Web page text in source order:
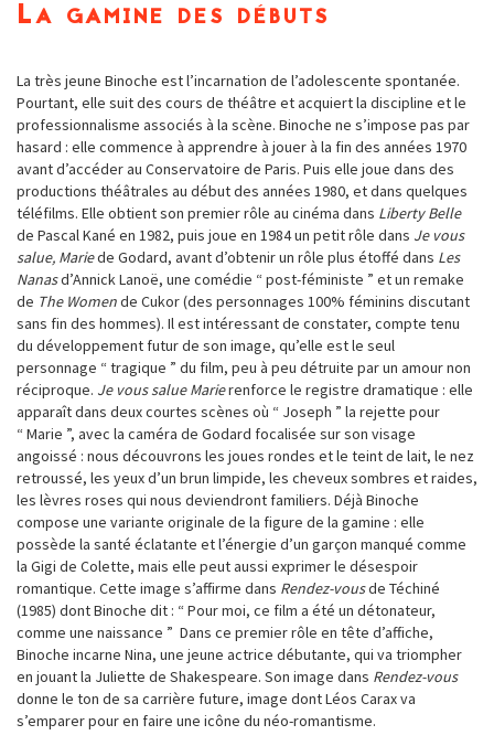
La gamine des débuts
La très jeune Binoche est l’incarnation de l’adolescente spontanée.
Pourtant, elle suit des cours de théâtre et acquiert la discipline et le
professionnalisme associés à la scène. Binoche ne s’impose pas par
hasard : elle commence à apprendre à jouer à la fin des années 1970
avant d’accéder au Conservatoire de Paris. Puis elle joue dans des
productions théâtrales au début des années 1980, et dans quelques
téléfilms. Elle obtient son premier rôle au cinéma dans Liberty Belle
de Pascal Kané en 1982, puis joue en 1984 un petit rôle dans Je vous
salue, Mariede Godard, avant d’obtenir un rôle plus étoffé dans Les
Nanasd’Annick Lanoë, une comédie “ post-féministe ” et un remake
de The Womende Cukor (des personnages 100% féminins discutant
sans fin des hommes). Il est intéressant de constater, compte tenu
du développement futur de son image, qu’elle est le seul
personnage “ tragique ” du film, peu à peu détruite par un amour non
réciproque. Je vous salue Marierenforce le registre dramatique : elle
apparaît dans deux courtes scènes où “ Joseph ” la rejette pour
“ Marie ”, avec la caméra de Godard focalisée sur son visage
angoissé : nous découvrons les joues rondes et le teint de lait, le nez
retroussé, les yeux d’un brun limpide, les cheveux sombres et raides,
les lèvres roses qui nous deviendront familiers. Déjà Binoche
compose une variante originale de la figure de la gamine : elle
possède la santé éclatante et l’énergie d’un garçon manqué comme
la Gigi de Colette, mais elle peut aussi exprimer le désespoir
romantique. Cette image s’affirme dans Rendez-vousde Téchiné
(1985) dont Binoche dit : “ Pour moi, ce film a été un détonateur,
comme une naissance ” Dans ce premier rôle en tête d’affiche,
Binoche incarne Nina, une jeune actrice débutante, qui va triompher
en jouant la Juliette de Shakespeare. Son image dans Rendez-vous
donne le ton de sa carrière future, image dont Léos Carax va
s’emparer pour en faire une icône du néo-romantisme.